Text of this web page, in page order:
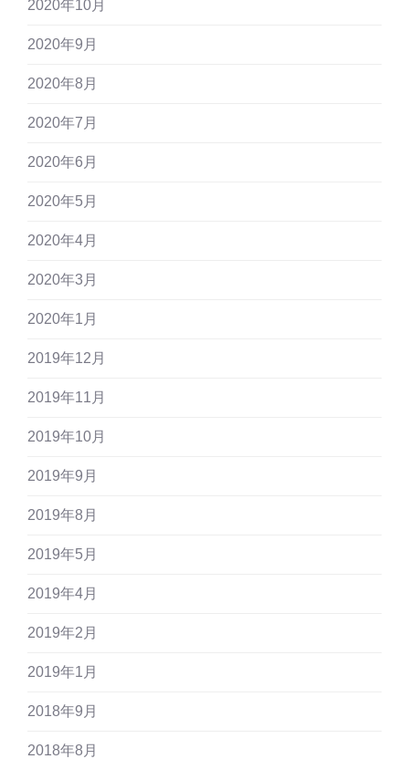
2020年10月
2020年9月
2020年8月
2020年7月
2020年6月
2020年5月
2020年4月
2020年3月
2020年1月
2019年12月
2019年11月
2019年10月
2019年9月
2019年8月
2019年5月
2019年4月
2019年2月
2019年1月
2018年9月
2018年8月